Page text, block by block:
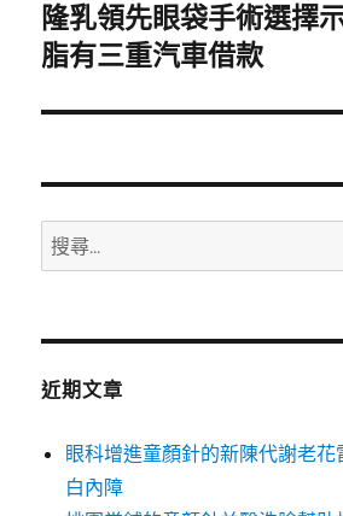
下
一
文
隆乳領先眼袋手術選擇
脂有三重汽車借款
搜
尋
鍵
近期文章
眼科增進童顏針的新陳代謝老
白內障